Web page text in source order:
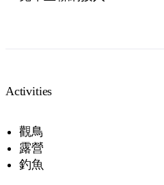
Activities
觀鳥
露營
釣魚